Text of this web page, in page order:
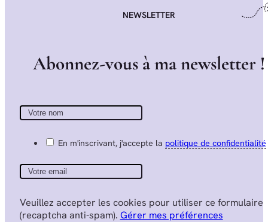
NEWSLETTER
Abonnez-vous àmanewsletter !
En m'inscrivant, j'accepte la politique de confidentialité
Veuillez accepter les cookies pour utiliser ce formulaire
(recaptcha anti-spam). Gérer mes préférences